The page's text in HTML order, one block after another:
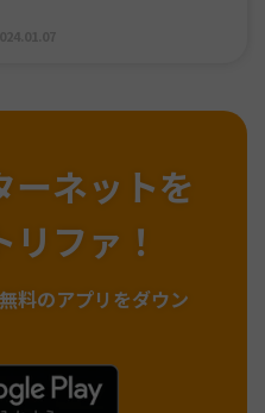
ーネットを
ファ！
料のアプリをダウン